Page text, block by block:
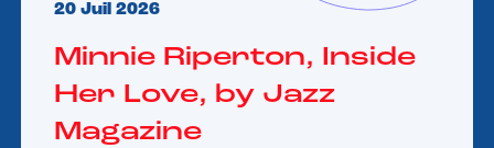
20 Juil 2026
Minnie Riperton, Inside
Her Love, by Jazz
Magazine